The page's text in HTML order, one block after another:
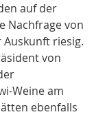
auf der
Nachfrage von
riesig.
von
Weine am
ebenfalls